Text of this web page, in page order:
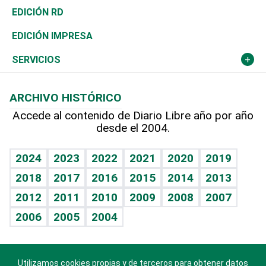
Ocenanía
Caribe
Resto del mundo
Telecom.
Global y variable
Economía personal
Sociales
Novedades
Podcast Arte Libre
Hablando con el pediatra
Vida y familia
Eñe
Celebrando la vida
Sin complejos
En pocas palabras
Tenis
Olimpismo
Más deportes
TBT Deportivo
El Espía
Noticiero Poteleche
Columnistas
Más firmas
Historia
Martes de tecnología
Cambio climático
Revista
Deportes
Opinión
Hecho en casa
Guía del dinero
EDICIÓN RD
EDICIÓN IMPRESA
SERVICIOS
Cumpleaños
Horóscopos
Crucigramas
ARCHIVO HISTÓRICO
Accede al contenido de Diario Libre año por año
desde el 2004.
2024 2023 2022 2021 2020
2019
2018
2017 2016 2015 2014
2013
2012
2011 2010 2009 2008
2007
2006
2005 2004
Utilizamos cookies propias y de terceros para obtener datos